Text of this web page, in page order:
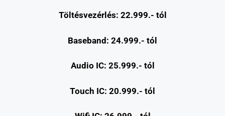
Töltésvezérlés: 22.999.- tól
Baseband: 24.999.- tól
Audio IC: 25.999.- tól
Touch IC: 20.999.- tól